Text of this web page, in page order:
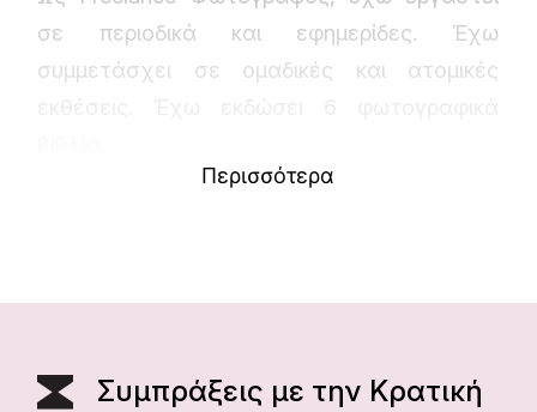
σε περιοδικά και εφημερίδες. Έχω
συμμετάσχει σε ομαδικές και ατομικές
Περισσότερα
Συμπράξεις με την Κρατική